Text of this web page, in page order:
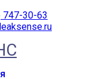
747-30-63